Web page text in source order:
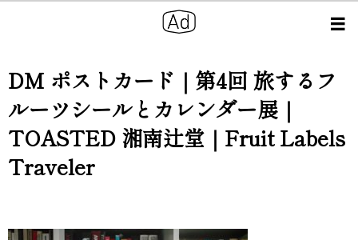
DM ポストカード｜第4回 旅するフ
ルーツシールとカレンダー展｜
TOASTED 湘南辻堂｜Fruit Labels
Traveler